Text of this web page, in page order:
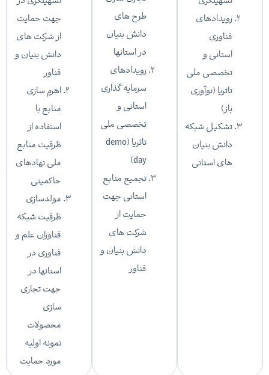
رویدادهای
فناوری
استانی و
تخصصی ملی
تاثریا (نوآوری
تشکیل شبکه
دانش بنیان
های استانی
طرح های
دانش بنیان
در استانها
رویدادهای
سرمایه گذاری
استانی و
تخصصی ملی
تاثریا (demo
تجمیع منابع
استانی جهت
حمایت از
شرکت های
دانش بنیان و
جهت حمایت
از شرکت های
دانش بنیان و
اهرم سازی
منابع با
استفاده از
ظرفیت منابع
ملی نهادهای
حاکمیتی
مولدسازی
ظرفیت شبکه
فناوران علم و
فناوری در
استانها در
جهت تجاری
سازی
محصولات
نمونه اولیه
مورد حمایت